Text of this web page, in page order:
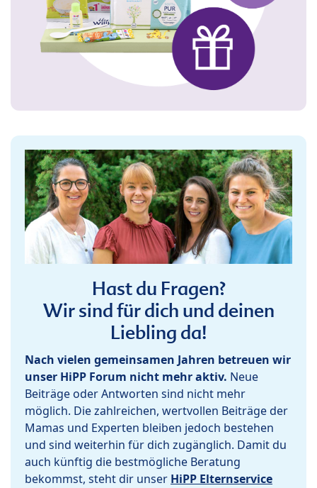
Hast du Fragen?
Wir sind für dich und deinen
Liebling da!
Nach vielen gemeinsamen Jahren betreuen wir
unser HiPP Forum nicht mehr aktiv. Neue
Beiträge oder Antworten sind nicht mehr
möglich. Die zahlreichen, wertvollen Beiträge der
Mamas und Experten bleiben jedoch bestehen
und sind weiterhin für dich zugänglich. Damit du
auch künftig die bestmögliche Beratung
bekommst, steht dir unser HiPP Elternservice